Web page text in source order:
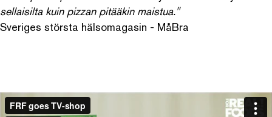
sellaisilta kuin pizzan pitääkin maistua."
Sveriges största hälsomagasin - MåBra